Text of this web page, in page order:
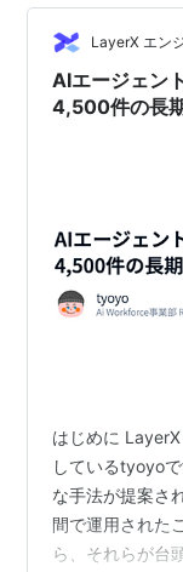
ライズのお客さ
クトを提供して
LayerX エン
AIエージェン
4,500件の長
はじめに
しているtyoyo
な手法が提案さ
間で運用された
ら、それらが台